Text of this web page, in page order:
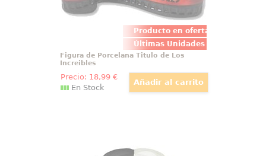
Producto en oferta
Últimas Unidades
Figura de Porcelana Titulo de Los
Increibles
Precio: 18,99€
En Stock
Figura POP Cruella Making Art